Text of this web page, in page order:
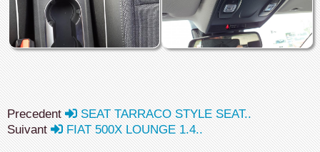
Precedent
SEAT TARRACO STYLE SEAT..
Suivant
FIAT 500X LOUNGE 1.4..